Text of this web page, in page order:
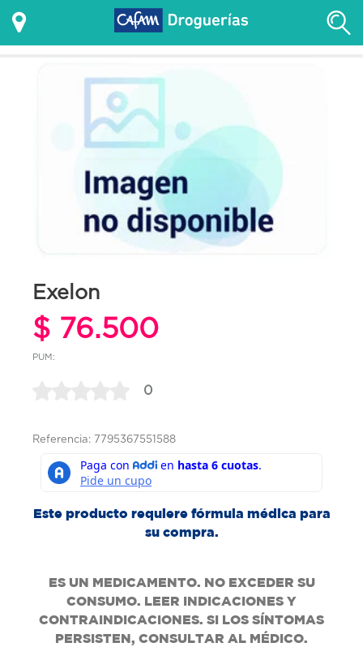
Exelon
$ 76.500
PUM:
0
Referencia: 7795367551588
Este producto requiere fórmula médica para
su compra.
ES UN MEDICAMENTO. NO EXCEDER SU
CONSUMO. LEER INDICACIONES Y
CONTRAINDICACIONES. SI LOS SÍNTOMAS
PERSISTEN, CONSULTAR AL MÉDICO.